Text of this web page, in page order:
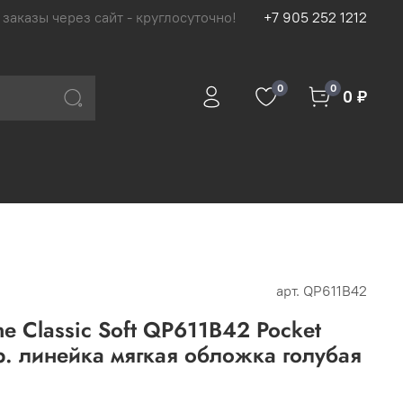
через сайт - круглосуточно! +7 905 252 1212
0 0 0 ₽
арт. QP611B42
Classic Soft QP611B42 Pocket
линейка мягкая обложка голубая